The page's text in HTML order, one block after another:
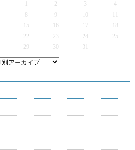
2 3
4
9
15 16 17
22 23 24
25
29 30 31